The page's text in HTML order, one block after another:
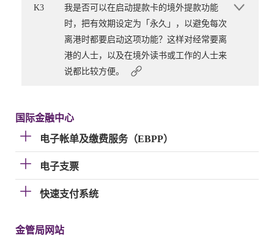
K3
我是否可以在启动提款卡的境外提款功能
时，把有效期设定为「永久」，以避免每次
离港时都要启动这项功能？这样对经常要离
港的人士，以及在境外读书或工作的人士来
说都比较方便。
国际金融中心
电子帐单及缴费服务（EBPP）
电子支票
快速支付系统
金管局网站